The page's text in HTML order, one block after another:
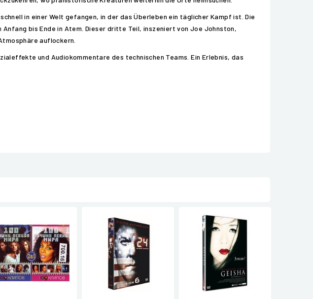
in einer Welt gefangen, in der das Überleben ein täglicher Kampf ist. Die
bis Ende in Atem. Dieser dritte Teil, inszeniert von Joe Johnston,
auflockern.
und Audiokommentare des technischen Teams. Ein Erlebnis, das